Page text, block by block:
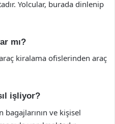
Yolcular, burada dinlenip
mı?
kiralama ofislerinden araç
işliyor?
ve kişisel